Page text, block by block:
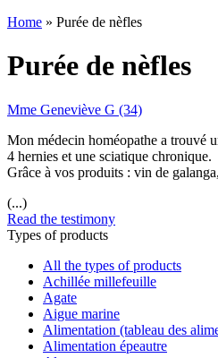
Home » Purée de nèfles
Purée de nèfles
Mme Geneviève G (34)
Mon médecin homéopathe a trouvé
4 hernies et une sciatique chronique.
Grâce à vos produits : vin de
(...)
Read the testimony
Types of products
All the types of products
Achillée millefeuille
Agate
Aigue marine
Alimentation (tableau des
Alimentation épeautre